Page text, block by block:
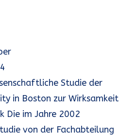
Studie der
in Boston zur Wirksamkeit
Die im Jahre 2002
von der Fachabteilung